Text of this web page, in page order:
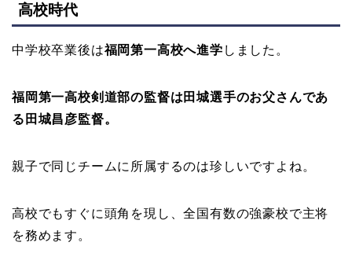
高校時代
中学校卒業後は福岡第一高校へ進学 しました。
福岡第一高校剣道部の監督は田城選手のお父さんであ
る田城昌彦監督。
親子で同じチームに所属するのは珍しいですよね。
高校でもすぐに頭角を現し、全国有数の強豪校で主将
を務めます。